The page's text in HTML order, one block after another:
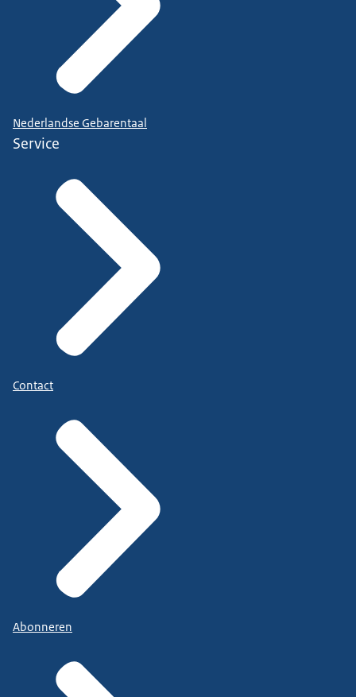
Nederlandse Gebarentaal
Service
Contact
Abonneren